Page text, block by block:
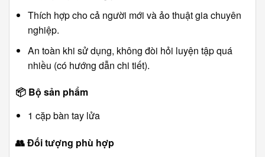
Thích hợp cho cả người mới và ảo thuật gia chuyên
nghiệp.
An toàn khi sử dụng, không đòi hỏi luyện tập quá
nhiều (có hướng dẫn chi tiết).
📦 Bộ sản phẩm
1 cặp bàn tay lửa
👥Đối tượng phù hợp